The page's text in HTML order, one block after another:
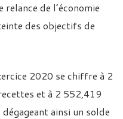
de l’économie
des objectifs de
2020 se chiffre à 2
et à 2 552,419
ainsi un solde